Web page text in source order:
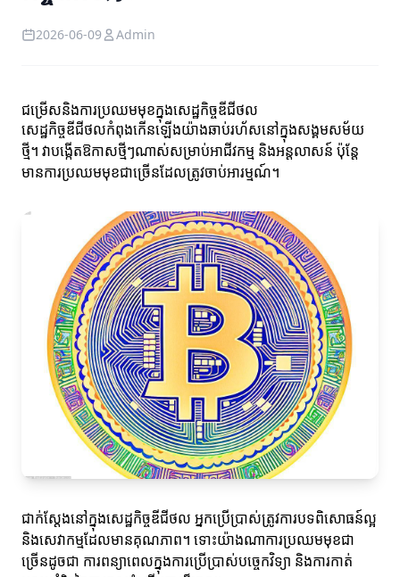
2026-06-09 Admin
ជម្រើសនិងការប្រឈមមុខក្នុងសេដ្ឋកិច្ចឌីជីថល
សេដ្ឋកិច្ចឌីជីថលកំពុងកើនឡើងយ៉ាងឆាប់រហ័សនៅក្នុងសង្គមសម័យ
ថ្មី។ វាបង្កើតឱកាសថ្មីៗណាស់សម្រាប់អាជីវកម្ម និងអន្តលាសន៍ ប៉ុន្តែ
មានការប្រឈមមុខជាច្រើនដែលត្រូវចាប់អារម្មណ៍។
ជាក់ស្តែងនៅក្នុងសេដ្ឋកិច្ចឌីជីថល អ្នកប្រើប្រាស់ត្រូវការបទពិសោធន៍ល្អ
និងសេវាកម្មដែលមានគុណភាព។ ទោះយ៉ាងណាការប្រឈមមុខជា
ច្រើនដូចជា ការពន្យាពេលក្នុងការប្រើប្រាស់បច្ចេកវិទ្យា និងការកាត់